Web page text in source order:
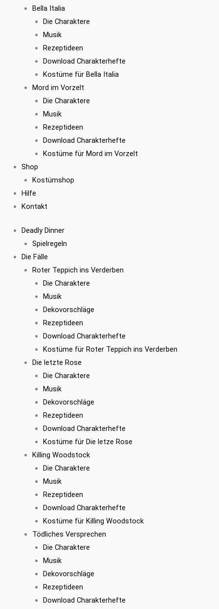
Bella Italia
Die Charaktere
Musik
Rezeptideen
Download Charakterhefte
Kostüme für Bella Italia
Mord im Vorzelt
Die Charaktere
Musik
Rezeptideen
Download Charakterhefte
Kostüme für Mord im Vorzelt
Shop
Kostümshop
Hilfe
Kontakt
Deadly Dinner
Spielregeln
Die Fälle
Roter Teppich ins Verderben
Die Charaktere
Musik
Dekovorschläge
Rezeptideen
Download Charakterhefte
Kostüme für Roter Teppich ins Verderben
Die letzte Rose
Die Charaktere
Musik
Dekovorschläge
Rezeptideen
Download Charakterhefte
Kostüme für Die letze Rose
Killing Woodstock
Die Charaktere
Musik
Rezeptideen
Download Charakterhefte
Kostüme für Killing Woodstock
Tödliches Versprechen
Die Charaktere
Musik
Dekovorschläge
Rezeptideen
Download Charakterhefte